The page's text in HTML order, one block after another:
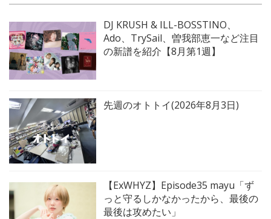
DJ KRUSH & ILL-BOSSTINO、
Ado、TrySail、曽我部恵一など注目
の新譜を紹介【8月第1週】
先週のオトトイ(2026年8月3日)
【ExWHYZ】Episode35 mayu「ず
っと守るしかなかったから、最後の
最後は攻めたい」